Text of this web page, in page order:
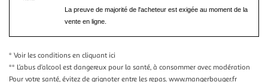
La preuve de majorité de l'acheteur est exigée au moment de la
vente en ligne.
* Voir les conditions en cliquant ici
** L’abus d’alcool est dangereux pour la santé, à consommer avec modération
Pour votre santé, évitez de grignoter entre les repas. www.mangerbouger.fr